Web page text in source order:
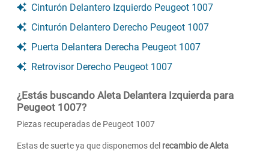
Cinturón Delantero Izquierdo Peugeot 1007
Cinturón Delantero Derecho Peugeot 1007
Puerta Delantera Derecha Peugeot 1007
Retrovisor Derecho Peugeot 1007
¿Estás buscando Aleta Delantera Izquierda para
Peugeot 1007?
Piezas recuperadas de Peugeot 1007
Estas de suerte ya que disponemos del recambio de Aleta